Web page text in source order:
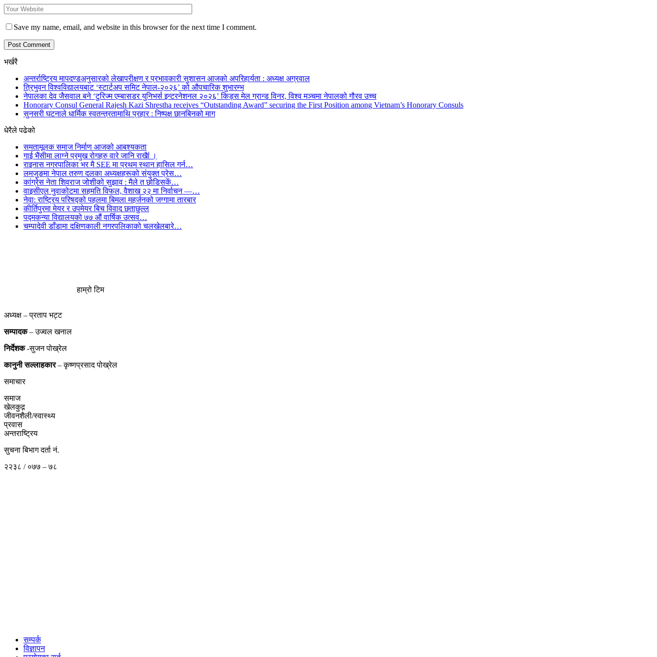
Save my name, email, and website in this browser for the next time I comment.
भर्खरै
अन्तर्राष्ट्रिय मापदण्डअनुसारको लेखापरीक्षण र प्रभावकारी सुशासन आजको अपरिहार्यता : अध्यक्ष अग्रवाल
त्रिभुवन विश्वविद्यालयबाट ‘स्टार्टअप समिट नेपाल-२०२६’ को औपचारिक शुभारम्भ
नेपालका देव जैसवाल बने ‘टुरिज्म एम्बासडर युनिभर्स इन्टरनेशनल २०२६’ किड्स मेल ग्रान्ड विनर, विश्व मञ्चमा नेपालको गौरव उच्च
Honorary Consul General Rajesh Kazi Shrestha receives “Outstanding Award” securing the First Position among Vietnam’s Honorary Consuls
सुनसरी घटनाले धार्मिक स्वतन्त्रतामाथि प्रहार : निष्पक्ष छानबिनको माग
धेरैले पढेको
समतामूलक समाज निर्माण आजको आबश्यकता
गाई भैंसीमा लाग्ने प्रमुख रोगहरु वारे जानि राखैां ।
राइनास नगरपालिका भर मै SEE मा प्रथम स्थान हासिल गर्न…
लमजुङमा नेपाल तरुण दलका अध्यक्षहरूको संयुक्त प्रेस…
कांग्रेस नेता शिवराज जोशीको सुझाव : मैले त छोडिसकें…
वाइसीएल नुवाकोटमा सहमति विफल, वैशाख २२ मा निर्वाचन —…
नेवा: राष्ट्रिय परिषद्को पहलमा बिमला महर्जनको जग्गामा तारबार
कीर्तिपुरमा मेयर र उपमेयर बिच विवाद छताछुल्ल
पद्मकन्या विद्यालयको ७७ औं ‌‌वार्षिक ‌उत्सव…
चम्पादेवी डाँडामा दक्षिणकाली नगरपलिकाको चलखेलबारे…
हाम्रो टिम
अध्यक्ष – प्रताप भट्ट
सम्पादक– उज्वल खनाल
निर्देशक-सुजन पोख्रेल
कानुनी सल्लाहकार– कृष्णप्रसाद पोख्रेल
समाचार
समाज
खेलकुद़़
जीवनशैली/स्वास्थ्य
प्रवास
अन्तराष्ट्रिय
सुचना बिभाग दर्ता नं.
२२३८ / ०७७ – ७८
सम्पर्क
विज्ञापन